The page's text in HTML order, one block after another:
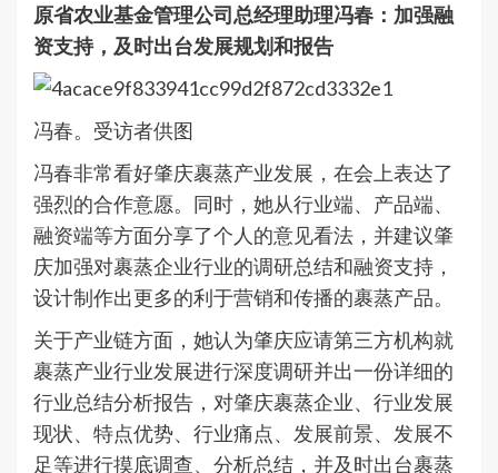
原省农业基金管理公司总经理助理冯春：加强融
资支持，及时出台发展规划和报告
冯春。受访者供图
冯春非常看好肇庆裹蒸产业发展，在会上表达了
强烈的合作意愿。同时，她从行业端、产品端、
融资端等方面分享了个人的意见看法，并建议肇
庆加强对裹蒸企业行业的调研总结和融资支持，
设计制作出更多的利于营销和传播的裹蒸产品。
关于产业链方面，她认为肇庆应请第三方机构就
裹蒸产业行业发展进行深度调研并出一份详细的
行业总结分析报告，对肇庆裹蒸企业、行业发展
现状、特点优势、行业痛点、发展前景、发展不
足等进行摸底调查、分析总结，并及时出台裹蒸